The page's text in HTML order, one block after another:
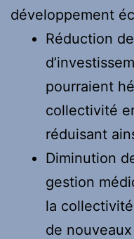
développement
Réduction
pourraient
collectivité
réduisant
Diminution
gestion
la
de